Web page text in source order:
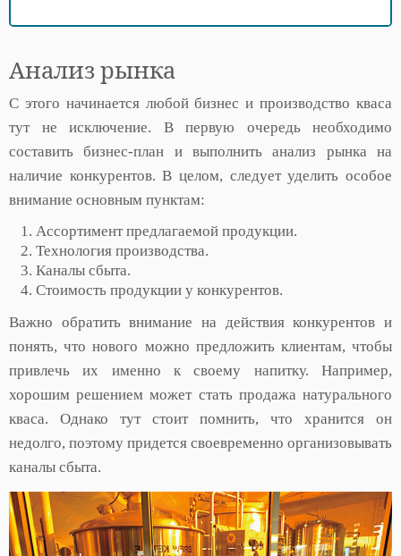
Анализ рынка
С этого начинается любой бизнес и производство кваса
тут не исключение. В первую очередь необходимо
составить бизнес-план и выполнить анализ рынка на
наличие конкурентов. В целом, следует уделить особое
внимание основным пунктам:
Ассортимент предлагаемой продукции.
Технология производства.
Каналы сбыта.
Стоимость продукции у конкурентов.
Важно обратить внимание на действия конкурентов и
понять, что нового можно предложить клиентам, чтобы
привлечь их именно к своему напитку. Например,
хорошим решением может стать продажа натурального
кваса. Однако тут стоит помнить, что хранится он
недолго, поэтому придется своевременно организовывать
каналы сбыта.